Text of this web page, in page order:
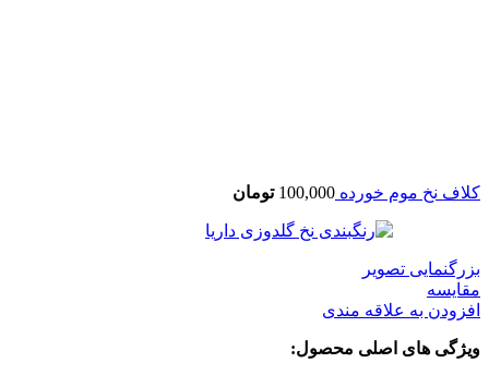
کلاف نخ موم خورده 100,000 تومان
بزرگنمایی تصویر
مقایسه
افزودن به علاقه مندی
ویژگی های اصلی محصول: